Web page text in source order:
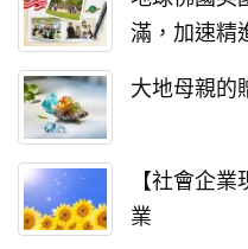
滿，加速精
大地母親
【社會企
業